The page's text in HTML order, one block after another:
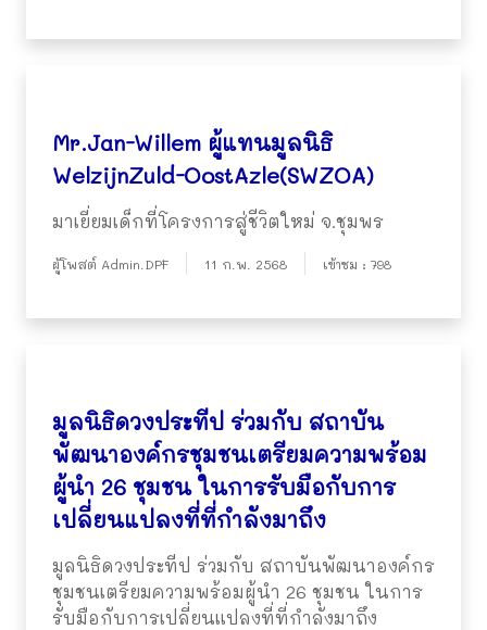
Mr.Jan-Willem ผู้แทนมูลนิธิ
WelzijnZuld-OostAzle(SWZOA)
มาเยี่ยมเด็กที่โครงการสู่ชีวิตใหม่ จ.ชุมพร
ผู้โพสต์ Admin.DPF 11 ก.พ. 2568 เข้าชม : 798
มูลนิธิดวงประทีป ร่วมกับ สถาบัน
พัฒนาองค์กรชุมชนเตรียมความพร้อม
ผู้นำ 26 ชุมชน ในการรับมือกับการ
เปลี่ยนแปลงที่ที่กำลังมาถึง
มูลนิธิดวงประทีป ร่วมกับ สถาบันพัฒนาองค์กร
ชุมชนเตรียมความพร้อมผู้นำ 26 ชุมชน ในการ
รับมือกับการเปลี่ยนแปลงที่ที่กำลังมาถึง